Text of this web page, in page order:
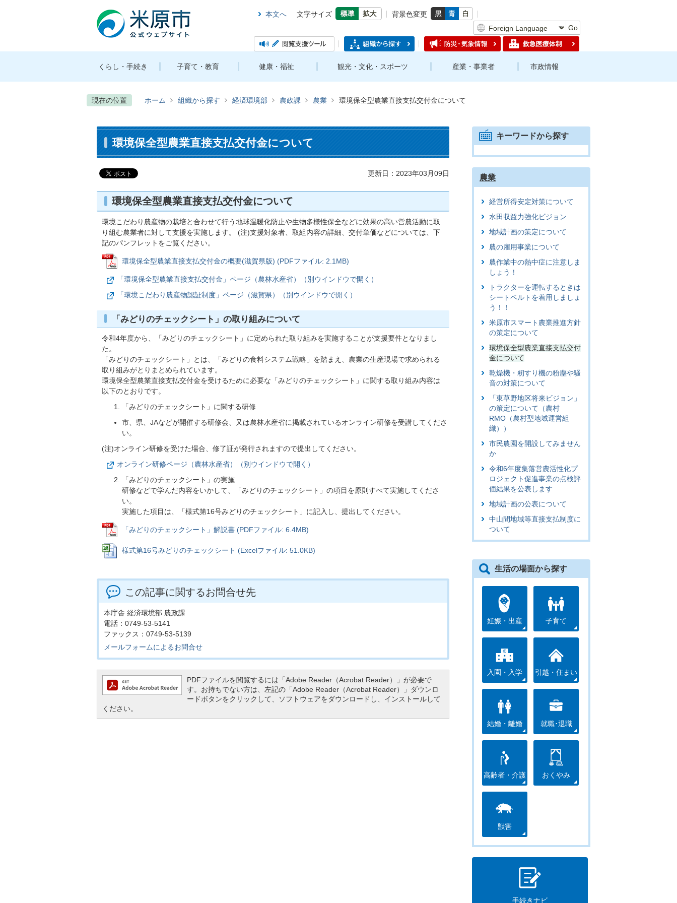
本文へ 文字サイズ
背景色変更
Go
くらし・手続き 子育て・教育 健康・福祉 観光・文化・スポーツ 産業・事業者 市政情報
現在の位置 ホーム 組織から探す 経済環境部 農政課 農業 環境保全型農業直接支払交付金について
環境保全型農業直接支払交付金について
更新日：2023年03月09日
環境保全型農業直接支払交付金について
環境こだわり農産物の栽培と合わせて行う地球温暖化防止や生物多様性保全などに効果の高い営農活動に取
り組む農業者に対して支援を実施します。 (注)支援対象者、取組内容の詳細、交付単価などについては、下
記のパンフレットをご覧ください。
環境保全型農業直接支払交付金の概要(滋賀県版) (PDFファイル: 2.1MB)
「環境保全型農業直接支払交付金」ページ（農林水産省）（別ウインドウで開く）
「環境こだわり農産物認証制度」ページ（滋賀県）（別ウインドウで開く）
「みどりのチェックシート」の取り組みについて
令和4年度から、「みどりのチェックシート」に定められた取り組みを実施することが支援要件となりまし
た。
「みどりのチェックシート」とは、「みどりの食料システム戦略」を踏まえ、農業の生産現場で求められる
取り組みがとりまとめられています。
環境保全型農業直接支払交付金を受けるために必要な「みどりのチェックシート」に関する取り組み内容は
以下のとおりです。
「みどりのチェックシート」に関する研修
市、県、JAなどが開催する研修会、又は農林水産省に掲載されているオンライン研修を受講してくださ
い。
(注)オンライン研修を受けた場合、修了証が発行されますので提出してください。
オンライン研修ページ（農林水産省）（別ウインドウで開く）
「みどりのチェックシート」の実施
研修などで学んだ内容をいかして、「みどりのチェックシート」の項目を原則すべて実施してくださ
い。
実施した項目は、「様式第16号みどりのチェックシート」に記入し、提出してください。
「みどりのチェックシート」解説書 (PDFファイル: 6.4MB)
様式第16号みどりのチェックシート (Excelファイル: 51.0KB)
この記事に関するお問合せ先
本庁舎 経済環境部 農政課
電話：0749-53-5141
ファックス：0749-53-5139
メールフォームによるお問合せ
PDFファイルを閲覧するには「Adobe Reader（Acrobat Reader）」が必要で
す。お持ちでない方は、左記の「Adobe Reader（Acrobat Reader）」ダウンロ
ードボタンをクリックして、ソフトウェアをダウンロードし、インストールして
ください。
キーワードから探す
農業
経営所得安定対策について
水田収益力強化ビジョン
地域計画の策定について
農の雇用事業について
農作業中の熱中症に注意しま
しょう！
トラクターを運転するときは
シートベルトを着用しましょ
う！！
米原市スマート農業推進方針
の策定について
環境保全型農業直接支払交付
金について
乾燥機・籾すり機の粉塵や騒
音の対策について
「東草野地区将来ビジョン」
の策定について（農村
RMO（農村型地域運営組
織））
市民農園を開設してみません
か
令和6年度集落営農活性化プ
ロジェクト促進事業の点検評
価結果を公表します
地域計画の公表について
中山間地域等直接支払制度に
ついて
生活の場面から探す
妊娠・出産 子育て
入園・入学 引越・住まい
結婚・離婚 就職･退職
高齢者・介護 おくやみ
獣害
手続きナビ